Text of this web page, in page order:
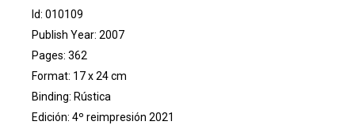
Id: 010109
Publish Year: 2007
Pages: 362
Format: 17 x 24 cm
Binding: Rústica
Edición: 4º reimpresión 2021